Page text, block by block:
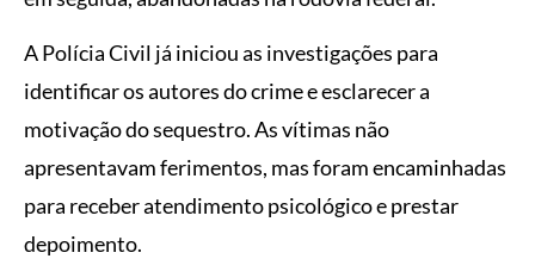
A Polícia Civil já iniciou as investigações para
identificar os autores do crime e esclarecer a
motivação do sequestro. As vítimas não
apresentavam ferimentos, mas foram encaminhadas
para receber atendimento psicológico e prestar
depoimento.